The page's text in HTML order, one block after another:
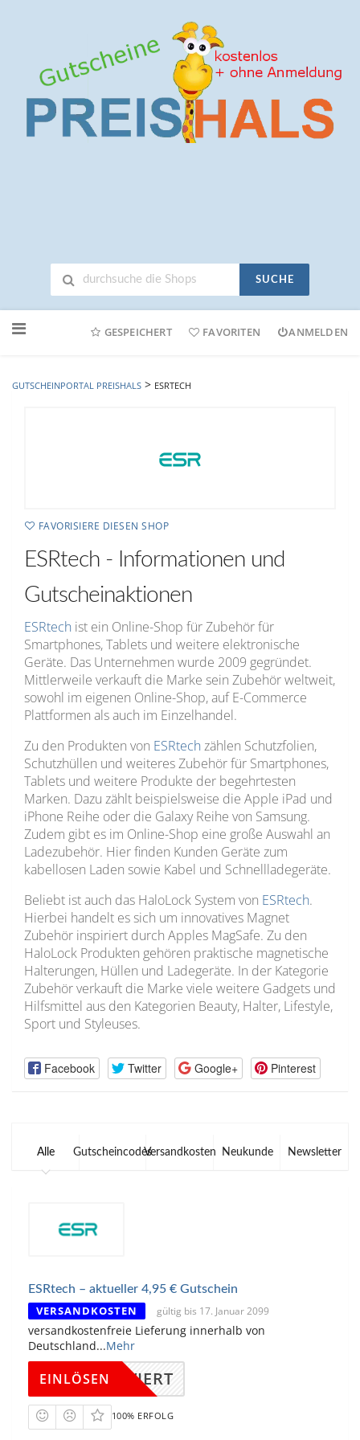
SUCHE
Online-
GESPEICHERT FAVORITEN ANMELDEN
GUTSCHEINPORTAL PREISHALS > ESRTECH
FAVORISIERE DIESEN SHOP
ESRtech - Informationen und
Gutscheinaktionen
ESRtech ist ein Online-Shop für Zubehör für
Smartphones, Tablets und weitere elektronische
Geräte. Das Unternehmen wurde 2009 gegründet.
Mittlerweile verkauft die Marke sein Zubehör weltweit,
sowohl im eigenen Online-Shop, auf E-Commerce
Plattformen als auch im Einzelhandel.
Zu den Produkten von ESRtech zählen Schutzfolien,
Schutzhüllen und weiteres Zubehör für Smartphones,
Tablets und weitere Produkte der begehrtesten
Marken. Dazu zählt beispielsweise die Apple iPad und
iPhone Reihe oder die Galaxy Reihe von Samsung.
Zudem gibt es im Online-Shop eine große Auswahl an
Ladezubehör. Hier finden Kunden Geräte zum
kabellosen Laden sowie Kabel und Schnellladegeräte.
Beliebt ist auch das HaloLock System von ESRtech.
Hierbei handelt es sich um innovatives Magnet
Zubehör inspiriert durch Apples MagSafe. Zu den
HaloLock Produkten gehören praktische magnetische
Halterungen, Hüllen und Ladegeräte. In der Kategorie
Zubehör verkauft die Marke viele weitere Gadgets und
Hilfsmittel aus den Kategorien Beauty, Halter, Lifestyle,
Sport und Styleuses.
Facebook Twitter Google+ Pinterest
Alle GutscheincodesVersandkosten Neukunde Newsletter
ESRtech – aktueller 4,95 € Gutschein
VERSANDKOSTEN gültig bis 17. Januar 2099
versandkostenfreie Lieferung innerhalb von
Deutschland...Mehr
KTIVIERT
EINLÖSEN
100% ERFOLG